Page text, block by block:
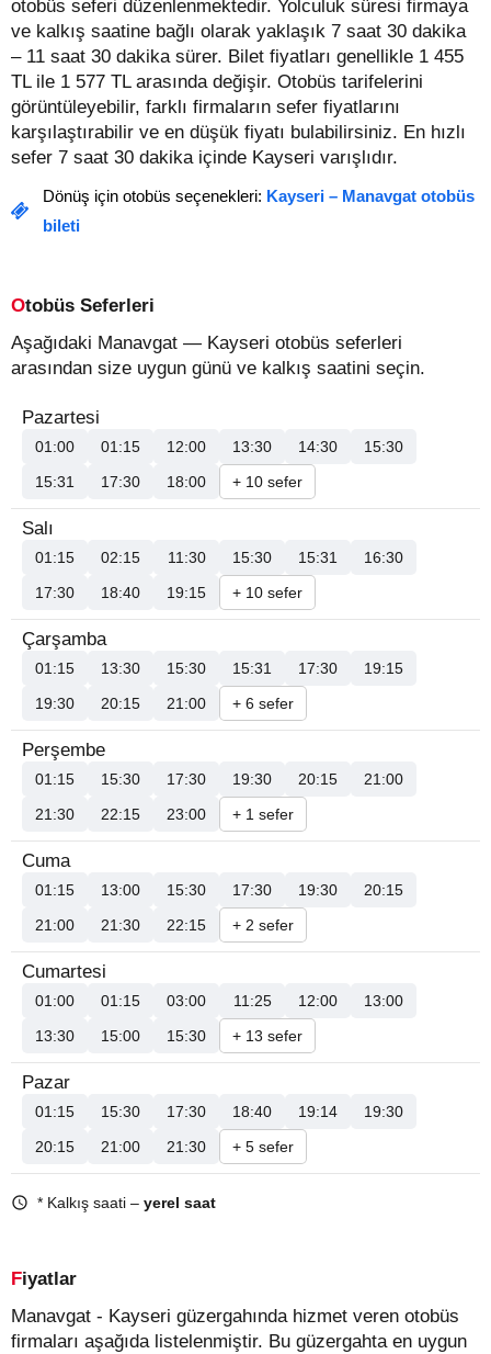
otobüs seferi düzenlenmektedir. Yolculuk süresi firmaya
ve kalkış saatine bağlı olarak yaklaşık 7 saat 30 dakika
– 11 saat 30 dakika sürer. Bilet fiyatları genellikle 1 455
TL ile 1 577 TL arasında değişir. Otobüs tarifelerini
görüntüleyebilir, farklı firmaların sefer fiyatlarını
karşılaştırabilir ve en düşük fiyatı bulabilirsiniz. En hızlı
sefer 7 saat 30 dakika içinde Kayseri varışlıdır.
Dönüş için otobüs seçenekleri: Kayseri – Manavgat otobüs
bileti
Otobüs Seferleri
Aşağıdaki Manavgat — Kayseri otobüs seferleri
arasından size uygun günü ve kalkış saatini seçin.
Pazartesi
01:00 01:15 12:00 13:30 14:30
15:30
15:31
17:30 18:00 + 10 sefer
Salı
01:15 02:15 11:30 15:30 15:31
16:30
17:30
18:40 19:15 + 10 sefer
Çarşamba
01:15 13:30 15:30 15:31 17:30
19:15
19:30
20:15 21:00 + 6 sefer
Perşembe
01:15 15:30 17:30 19:30 20:15
21:00
21:30
22:15 23:00 + 1 sefer
Cuma
01:15 13:00 15:30 17:30 19:30
20:15
21:00
21:30 22:15 + 2 sefer
Cumartesi
01:00 01:15 03:00 11:25 12:00
13:00
13:30
15:00 15:30 + 13 sefer
Pazar
01:15 15:30 17:30 18:40 19:14
19:30
20:15
21:00 21:30 + 5 sefer
* Kalkış saati – yerel saat
Fiyatlar
Manavgat - Kayseri güzergahında hizmet veren otobüs
firmaları aşağıda listelenmiştir. Bu güzergahta en uygun